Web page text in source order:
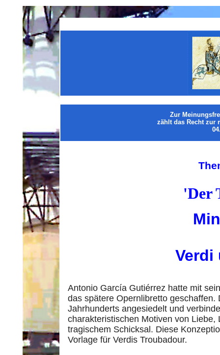
Zur
zählt das Recht zur
'Der
Verdi
Antonio García Gutiérrez hatte mit
das spätere Opernlibretto
Jahrhunderts angesiedelt und
charakteristischen Motiven von
tragischem Schicksal. Diese
Vorlage für Verdis Troubadour.